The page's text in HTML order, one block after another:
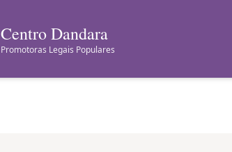
Centro Dandara
Promotoras Legais Populares